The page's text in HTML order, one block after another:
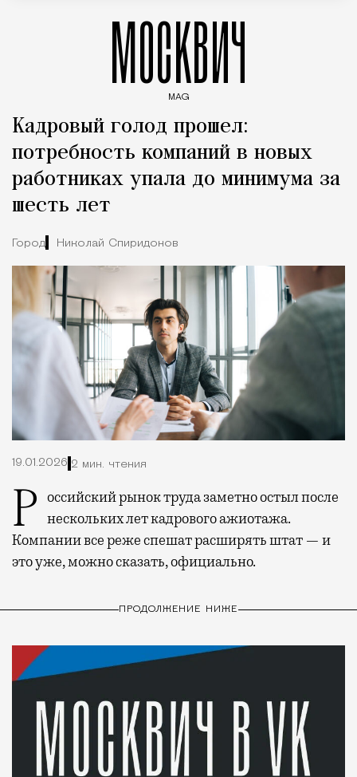
МОСКВИЧ
MAG
Кадровый голод прошел:
потребность компаний в новых
работниках упала до минимума за
шесть лет
Город Николай Спиридонов
19.01.2026 2 мин. чтения
Российский рынок труда заметно остыл после нескольких лет кадрового ажиотажа.
Компании все реже спешат расширять штат — и
это уже, можно сказать, официально.
ПРОДОЛЖЕНИЕ НИЖЕ